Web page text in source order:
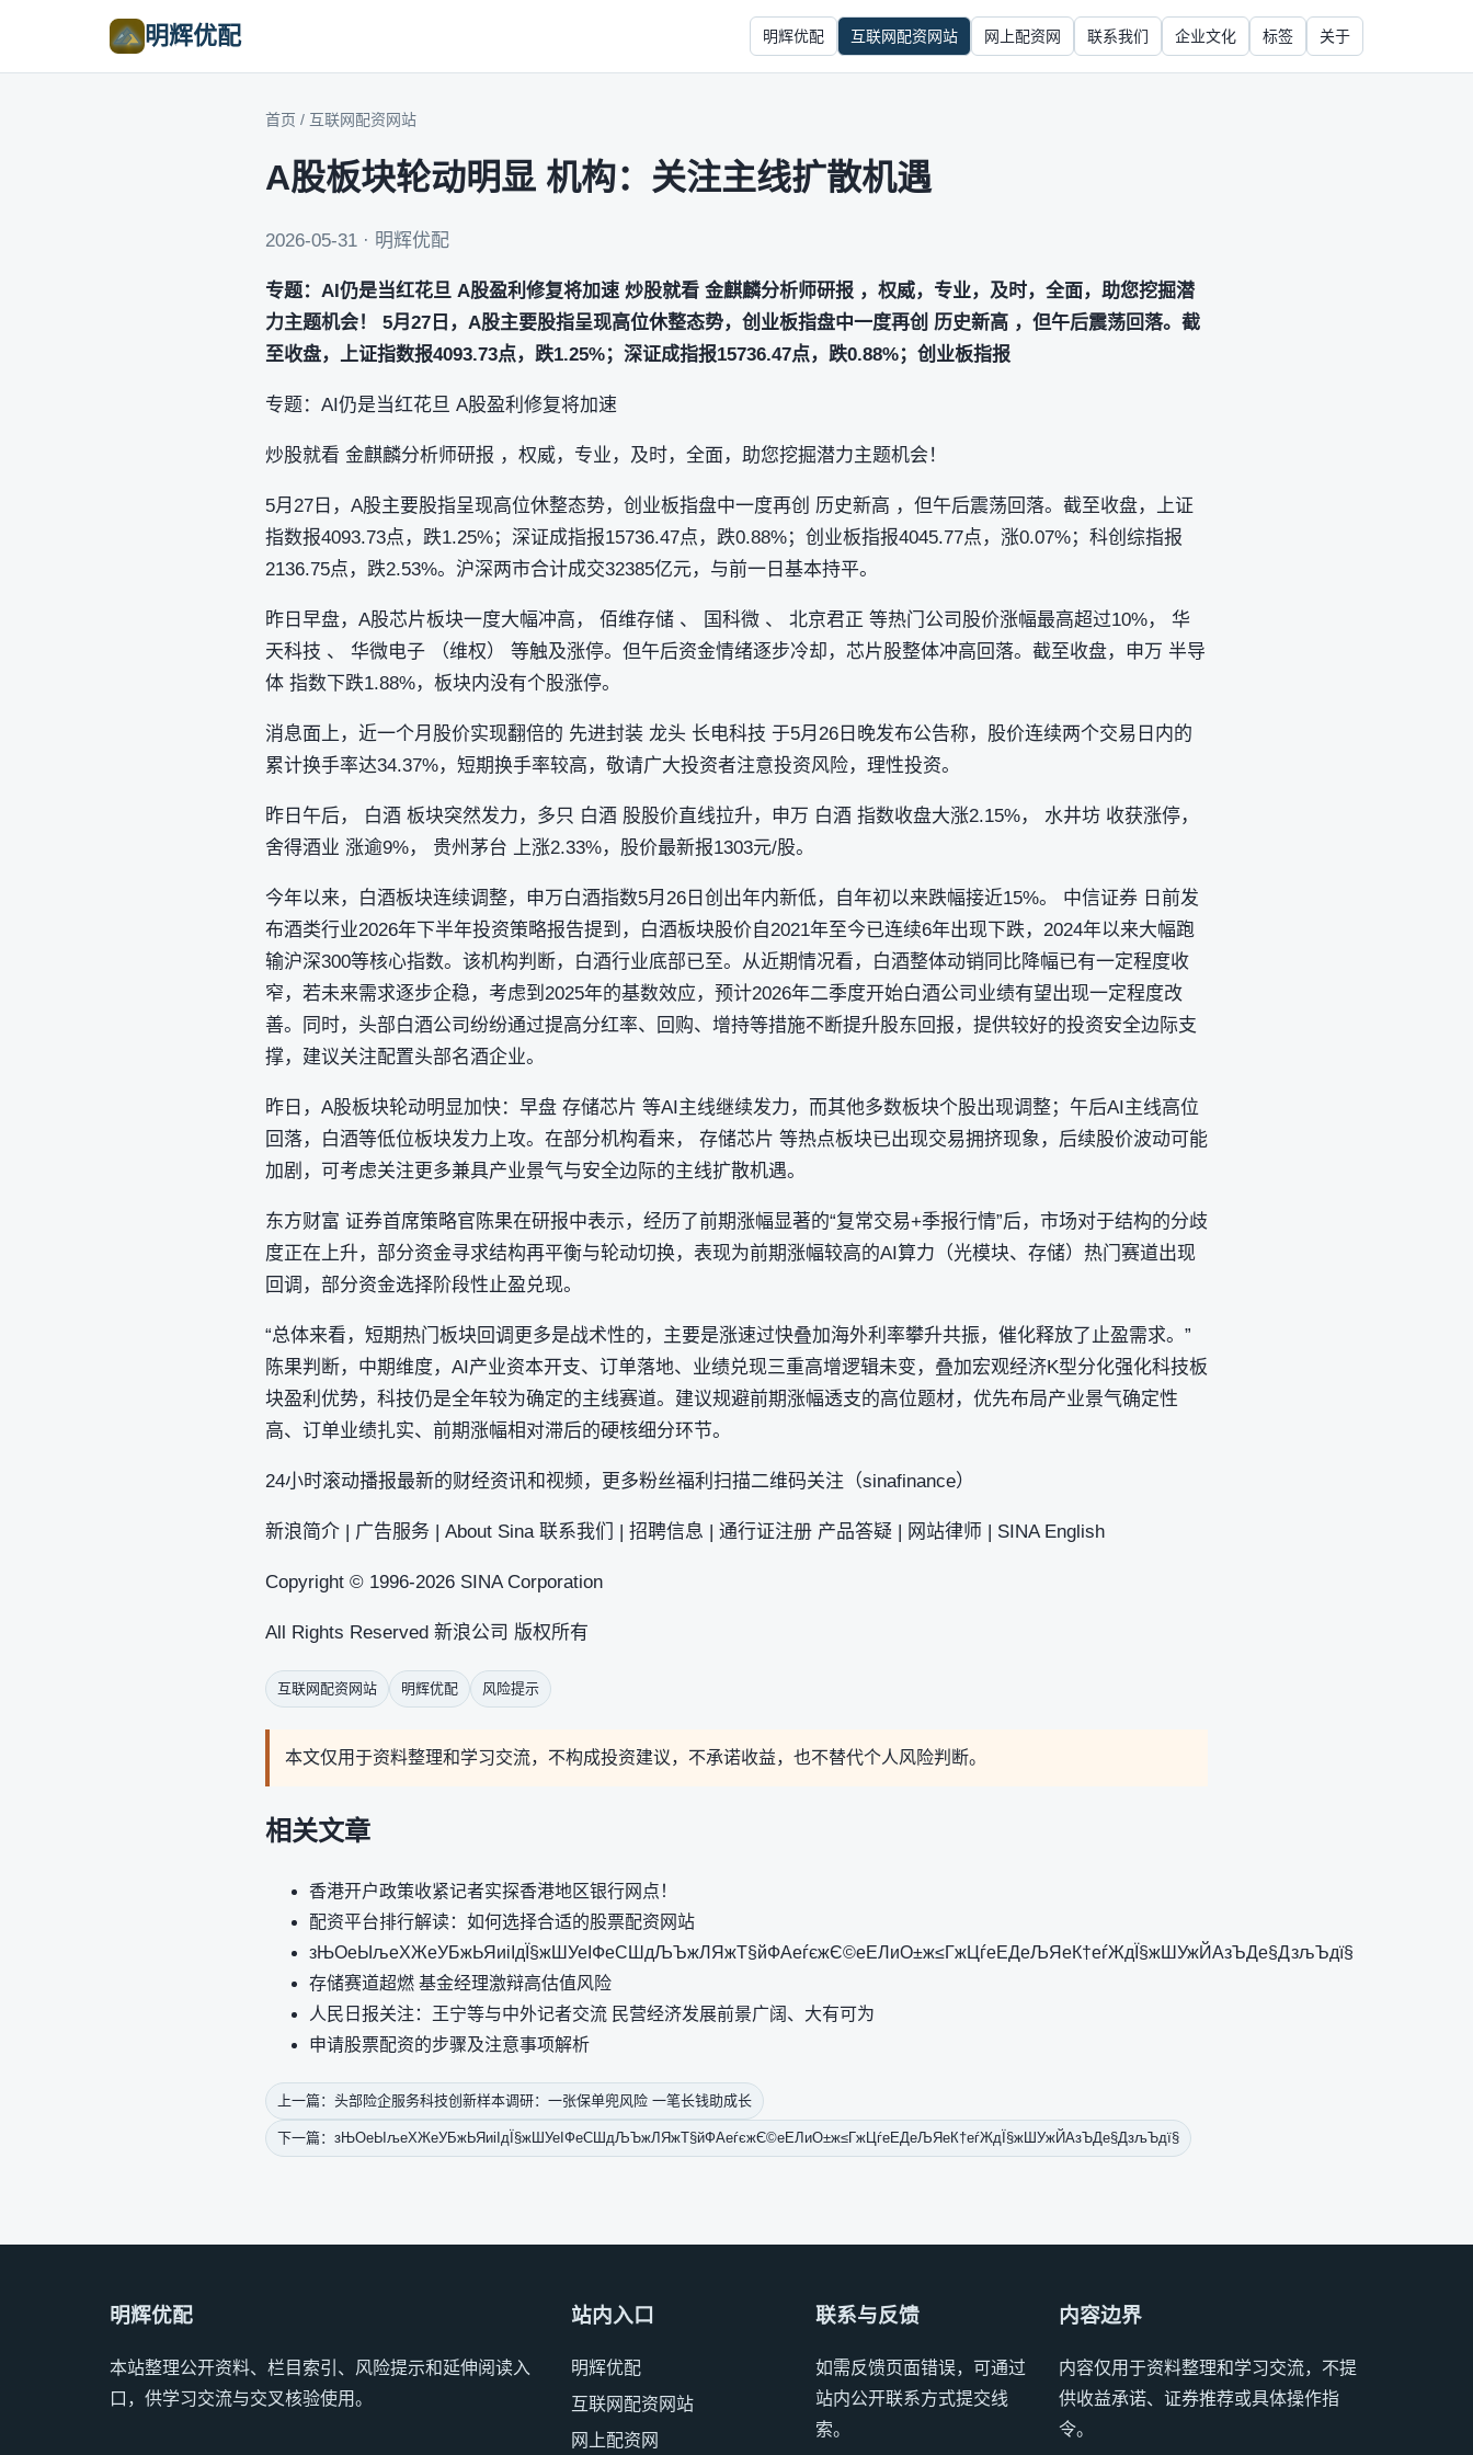
明辉优配 明辉优配 互联网配资网站 网上配资网 联系我们 企业文化 标签 关于
首页 / 互联网配资网站
A股板块轮动明显 机构：关注主线扩散机遇
2026-05-31 · 明辉优配
专题：AI仍是当红花旦 A股盈利修复将加速 炒股就看 金麒麟分析师研报 ，权威，专业，及时，全面，助您挖掘潜
力主题机会！ 5月27日，A股主要股指呈现高位休整态势，创业板指盘中一度再创 历史新高 ，但午后震荡回落。截
至收盘，上证指数报4093.73点，跌1.25%；深证成指报15736.47点，跌0.88%；创业板指报
专题：AI仍是当红花旦 A股盈利修复将加速
炒股就看 金麒麟分析师研报 ，权威，专业，及时，全面，助您挖掘潜力主题机会！
5月27日，A股主要股指呈现高位休整态势，创业板指盘中一度再创 历史新高 ，但午后震荡回落。截至收盘，上证
指数报4093.73点，跌1.25%；深证成指报15736.47点，跌0.88%；创业板指报4045.77点，涨0.07%；科创综指报
2136.75点，跌2.53%。沪深两市合计成交32385亿元，与前一日基本持平。
昨日早盘，A股芯片板块一度大幅冲高， 佰维存储 、 国科微 、 北京君正 等热门公司股价涨幅最高超过10%， 华
天科技 、 华微电子 （维权） 等触及涨停。但午后资金情绪逐步冷却，芯片股整体冲高回落。截至收盘，申万 半导
体 指数下跌1.88%，板块内没有个股涨停。
消息面上，近一个月股价实现翻倍的 先进封装 龙头 长电科技 于5月26日晚发布公告称，股价连续两个交易日内的
累计换手率达34.37%，短期换手率较高，敬请广大投资者注意投资风险，理性投资。
昨日午后， 白酒 板块突然发力，多只 白酒 股股价直线拉升，申万 白酒 指数收盘大涨2.15%， 水井坊 收获涨停，
舍得酒业 涨逾9%， 贵州茅台 上涨2.33%，股价最新报1303元/股。
今年以来，白酒板块连续调整，申万白酒指数5月26日创出年内新低，自年初以来跌幅接近15%。 中信证券 日前发
布酒类行业2026年下半年投资策略报告提到，白酒板块股价自2021年至今已连续6年出现下跌，2024年以来大幅跑
输沪深300等核心指数。该机构判断，白酒行业底部已至。从近期情况看，白酒整体动销同比降幅已有一定程度收
窄，若未来需求逐步企稳，考虑到2025年的基数效应，预计2026年二季度开始白酒公司业绩有望出现一定程度改
善。同时，头部白酒公司纷纷通过提高分红率、回购、增持等措施不断提升股东回报，提供较好的投资安全边际支
撑，建议关注配置头部名酒企业。
昨日，A股板块轮动明显加快：早盘 存储芯片 等AI主线继续发力，而其他多数板块个股出现调整；午后AI主线高位
回落，白酒等低位板块发力上攻。在部分机构看来， 存储芯片 等热点板块已出现交易拥挤现象，后续股价波动可能
加剧，可考虑关注更多兼具产业景气与安全边际的主线扩散机遇。
东方财富 证券首席策略官陈果在研报中表示，经历了前期涨幅显著的“复常交易+季报行情”后，市场对于结构的分歧
度正在上升，部分资金寻求结构再平衡与轮动切换，表现为前期涨幅较高的AI算力（光模块、存储）热门赛道出现
回调，部分资金选择阶段性止盈兑现。
“总体来看，短期热门板块回调更多是战术性的，主要是涨速过快叠加海外利率攀升共振，催化释放了止盈需求。”
陈果判断，中期维度，AI产业资本开支、订单落地、业绩兑现三重高增逻辑未变，叠加宏观经济K型分化强化科技板
块盈利优势，科技仍是全年较为确定的主线赛道。建议规避前期涨幅透支的高位题材，优先布局产业景气确定性
高、订单业绩扎实、前期涨幅相对滞后的硬核细分环节。
24小时滚动播报最新的财经资讯和视频，更多粉丝福利扫描二维码关注（sinafinance）
新浪简介 | 广告服务 | About Sina 联系我们 | 招聘信息 | 通行证注册 产品答疑 | 网站律师 | SINA English
Copyright © 1996-2026 SINA Corporation
All Rights Reserved 新浪公司 版权所有
互联网配资网站 明辉优配 风险提示
本文仅用于资料整理和学习交流，不构成投资建议，不承诺收益，也不替代个人风险判断。
相关文章
香港开户政策收紧记者实探香港地区银行网点！
配资平台排行解读：如何选择合适的股票配资网站
зЊОеЫљеХЖеУБжЬЯиіІдЇ§жШУеІФеСШдЉЪжЛЯжТ§йФАеѓєжЄ©еЕЛиО±ж≤ГжЦѓеЕДеЉЯеК†еѓЖдЇ§жШУжЙАзЪДе§ДзљЪдї§
存储赛道超燃 基金经理激辩高估值风险
人民日报关注：王宁等与中外记者交流 民营经济发展前景广阔、大有可为
申请股票配资的步骤及注意事项解析
上一篇：头部险企服务科技创新样本调研：一张保单兜风险 一笔长钱助成长
下一篇：зЊОеЫљеХЖеУБжЬЯиіІдЇ§жШУеІФеСШдЉЪжЛЯжТ§йФАеѓєжЄ©еЕЛиО±ж≤ГжЦѓеЕДеЉЯеК†еѓЖдЇ§жШУжЙАзЪДе§ДзљЪдї§
明辉优配
本站整理公开资料、栏目索引、风险提示和延伸阅读入
口，供学习交流与交叉核验使用。
站内入口
明辉优配
互联网配资网站
网上配资网
联系与反馈
如需反馈页面错误，可通过
站内公开联系方式提交线
索。
内容边界
内容仅用于资料整理和学习交流，不提
供收益承诺、证券推荐或具体操作指
令。